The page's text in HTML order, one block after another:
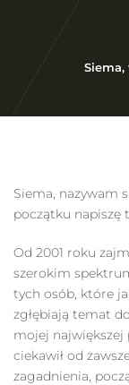
Siema,
Siema, nazywam
początku napiszę
Od 2001 roku
szerokim
tych osób, które
zgłębiają temat
mojej największej
ciekawił od
zagadnienia,